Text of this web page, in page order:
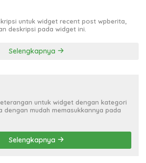
untuk widget recent post wpberita,
deskripsi pada widget ini.
Selengkapnya
untuk widget dengan kategori
mudah memasukkannya pada
Selengkapnya